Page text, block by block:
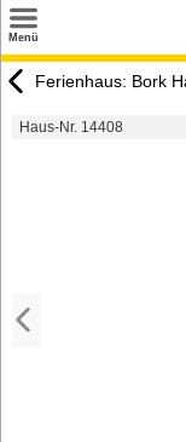
Menü
Urlaubsziele
Ferienhaus: Bork
Haus-Nr. 14408